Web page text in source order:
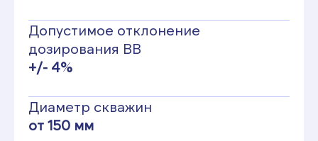
Допустимое отклонение
дозирования ВВ
+/- 4%
Диаметр скважин
от 150 мм